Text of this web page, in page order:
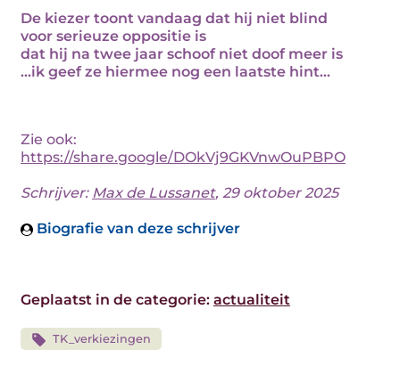
De kiezer toont vandaag dat hij niet blind
voor serieuze oppositie is
dat hij na twee jaar schoof niet doof meer is
...ik geef ze hiermee nog een laatste hint...
Zie ook:
https://share.google/DOkVj9GKVnwOuPBPO
Schrijver: Max de Lussanet, 29 oktober 2025
Biografie van deze schrijver
Geplaatst in de categorie: actualiteit
TK_verkiezingen